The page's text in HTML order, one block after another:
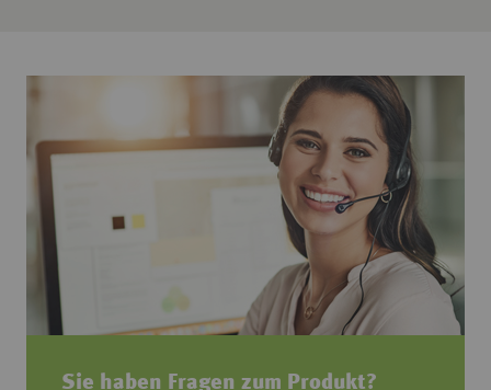
Sie haben Fragen zum Produkt?